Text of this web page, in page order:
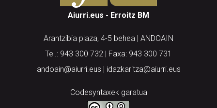
Aiurri.eus - Erroitz BM
Arantzibia plaza, 4-5 behea | ANDOAIN
Tel.: 943 300 732 | Faxa: 943 300 731
andoain@aiurri.eus | idazkaritza@aiurri.eus
Codesyntaxek garatua